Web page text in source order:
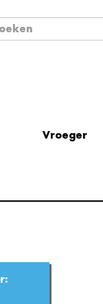
Vroeger